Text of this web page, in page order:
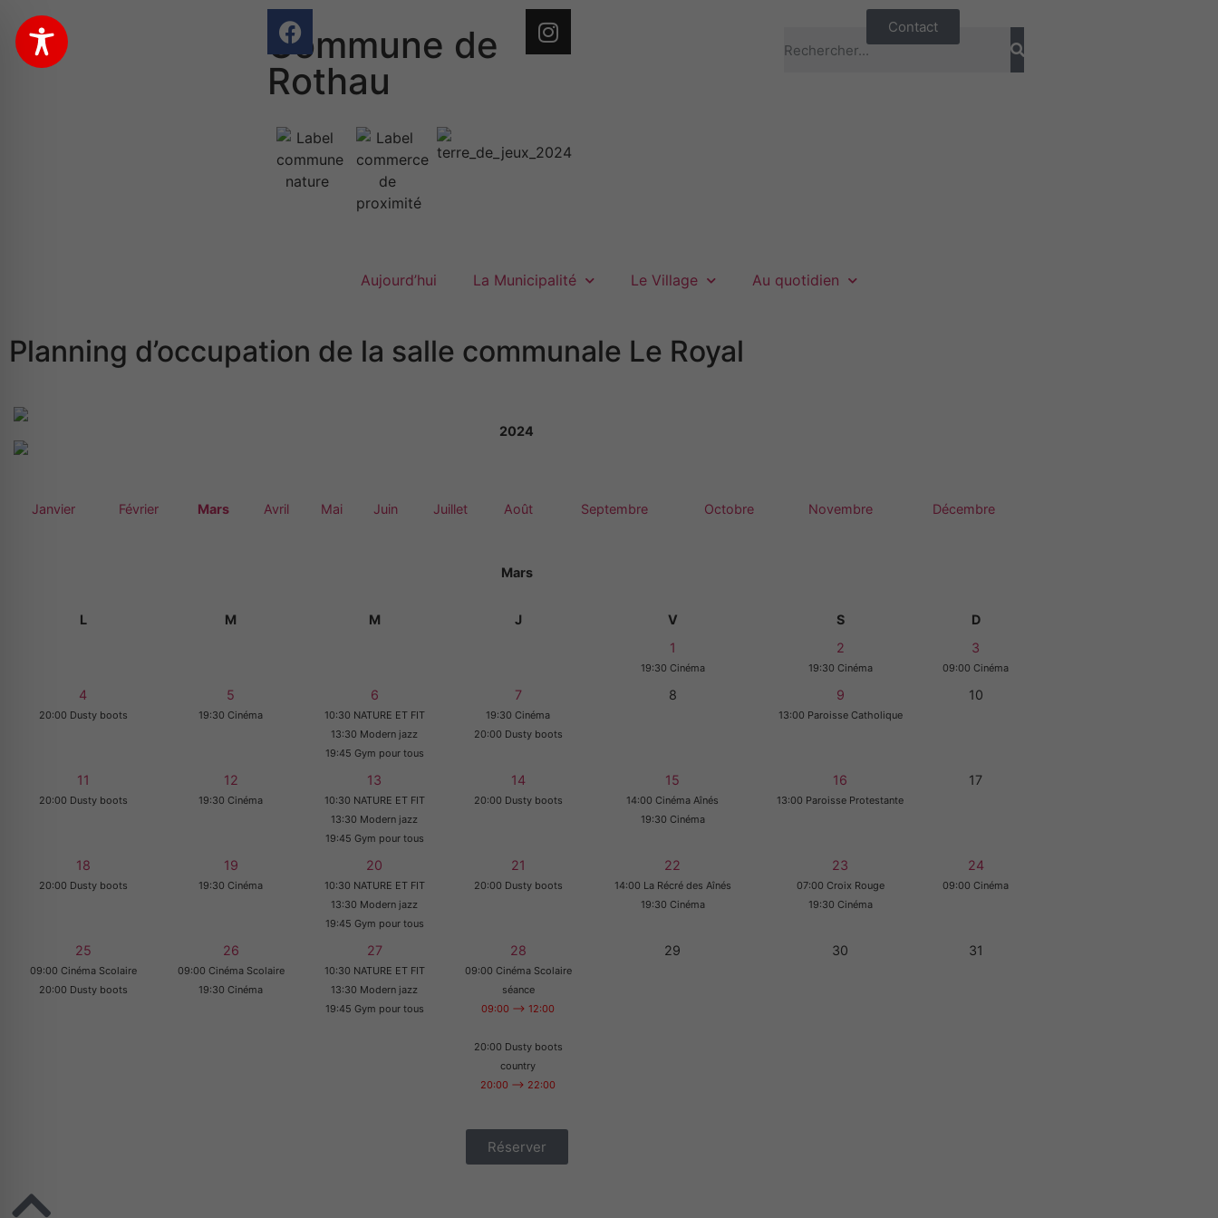
Contact
Commune de
Rothau
Aujourd’hui La Municipalité Le Village Au quotidien
Planning d’occupation de la salle communale Le Royal
2024
Janvier Février Mars Avril Mai Juin Juillet Août Septembre Octobre Novembre Décembre
Mars
L M M J V S
D
1
19:30 Cinéma
2
19:30 Cinéma
3
09:00 Cinéma
4
20:00 Dusty boots
5
19:30 Cinéma
6
10:30 NATURE ET FIT
13:30 Modern jazz
19:45 Gym pour tous
7
19:30 Cinéma
20:00 Dusty boots
8 9
13:00 Paroisse Catholique
10
11
20:00 Dusty boots
12
19:30 Cinéma
13
10:30 NATURE ET FIT
13:30 Modern jazz
19:45 Gym pour tous
14
20:00 Dusty boots
15
14:00 Cinéma Aînés
19:30 Cinéma
16
13:00 Paroisse Protestante
17
18
20:00 Dusty boots
19
19:30 Cinéma
20
10:30 NATURE ET FIT
13:30 Modern jazz
19:45 Gym pour tous
21
20:00 Dusty boots
22
14:00 La Récré des Aînés
19:30 Cinéma
23
07:00 Croix Rouge
19:30 Cinéma
24
09:00 Cinéma
25
09:00 Cinéma Scolaire
20:00 Dusty boots
26
09:00 Cinéma Scolaire
19:30 Cinéma
27
10:30 NATURE ET FIT
13:30 Modern jazz
19:45 Gym pour tous
28
09:00 Cinéma Scolaire
séance
09:00 --> 12:00
20:00 Dusty boots
country
20:00 --> 22:00
29 30 31
Réserver